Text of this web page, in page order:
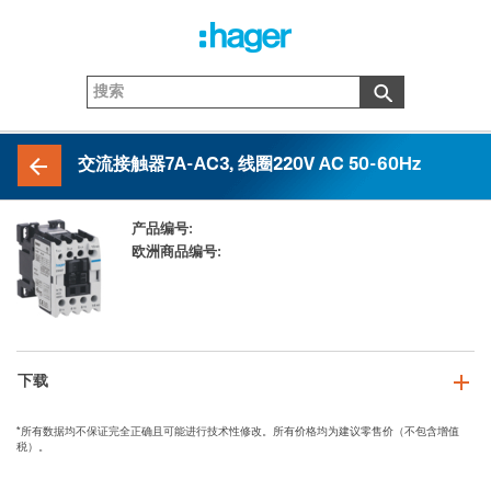
交流接触器7A-AC3, 线圈220V AC 50-60Hz
产品编号:
EW007_C
欧洲商品编号:
3250612237357
下载
*所有数据均不保证完全正确且可能进行技术性修改。所有价格均为建议零售价（不包含增值
税）。